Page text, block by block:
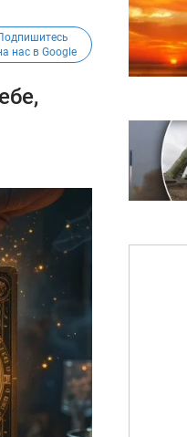
нас в Google